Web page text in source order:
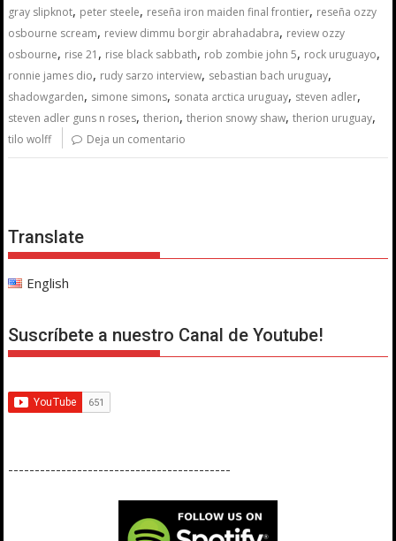
gray slipknot, peter steele, reseña iron maiden final frontier, reseña ozzy
osbourne scream, review dimmu borgir abrahadabra, review ozzy
osbourne, rise 21 , rise black sabbath, rob zombie john 5, rock uruguayo,
ronnie james dio, rudy sarzo interview, sebastian bach uruguay,
shadowgarden, simone simons, sonata arctica uruguay, steven adler,
steven adler guns n roses,therion,therion snowy shaw,therion uruguay,
tilo wolff Deja un comentario
Translate
English
Suscríbete a nuestro Canal de Youtube!
------------------------------------------